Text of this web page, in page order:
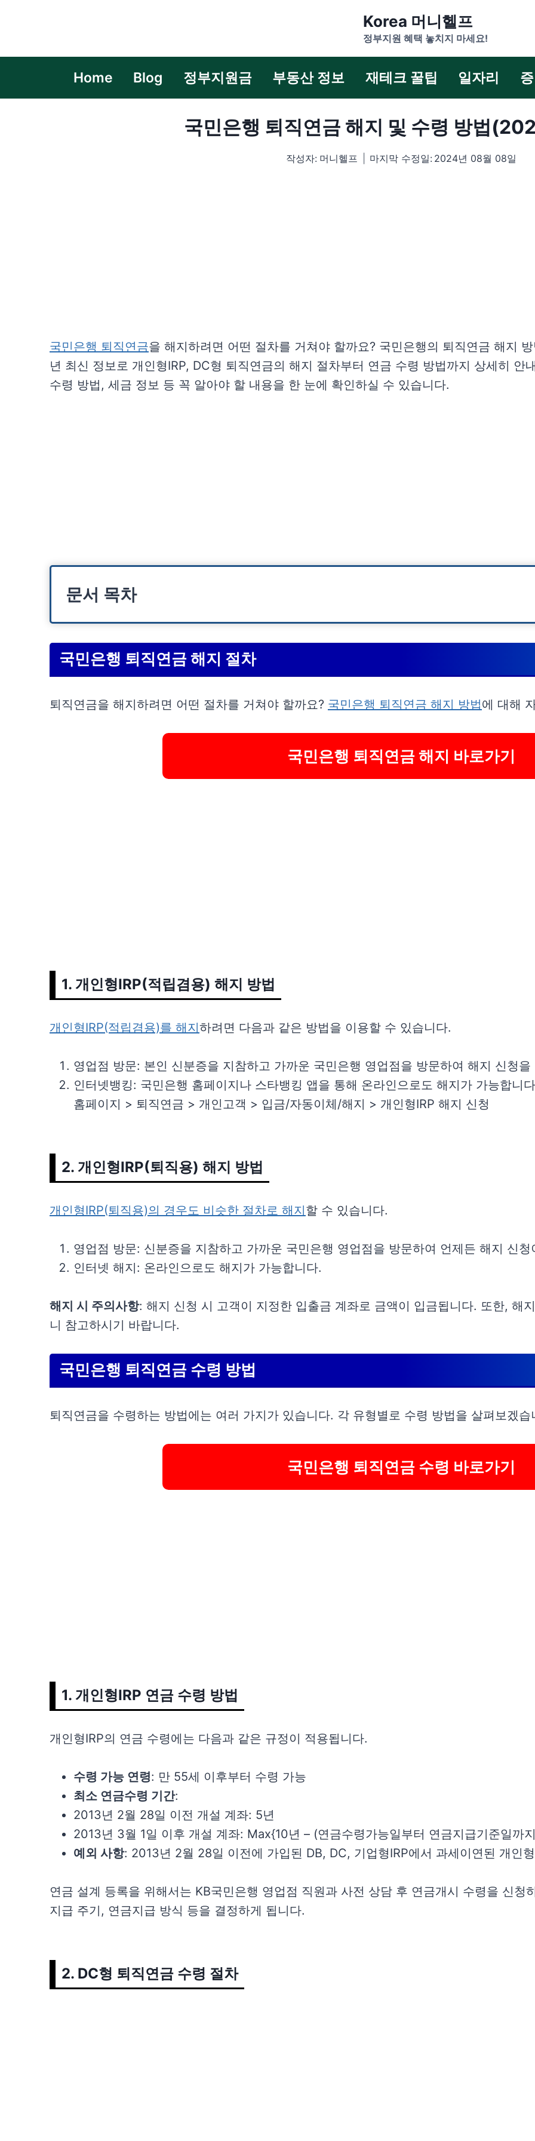
Korea 머니헬프
정부지원 혜택 놓치지 마세요!
Home Blog 정부지원금 부동산 정보 재테크 꿀팁 일자리
국민은행 퇴직연금 해지 및 수령 방법
작성자: 머니헬프 마지막 수정일: 2024년 08월 08일
국민은행 퇴직연금을 해지하려면 어떤 절차를 거쳐야 할까요? 국민은행의 퇴직연금 해지
년 최신 정보로 개인형IRP, DC형 퇴직연금의 해지 절차부터 연금 수령 방법까지 상세히 안
수령 방법, 세금 정보 등 꼭 알아야 할 내용을 한 눈에 확인하실 수 있습니다.
문서 목차
국민은행 퇴직연금 해지 절차
1. 개인형IRP(적립겸용) 해지 방법
2. 개인형IRP(퇴직용) 해지 방법
1. 개인형IRP 연금 수령 방법
2. DC형 퇴직연금 수령 절차
해외 체류 시 퇴직연금 해지 및 대리인 수령 방법
국민은행 퇴직연금 해지 절차
퇴직연금을 해지하려면 어떤 절차를 거쳐야 할까요? 국민은행 퇴직연금 해지 방법에 대해
국민은행 퇴직연금 해지 바로가기
1. 개인형IRP(적립겸용) 해지 방법
개인형IRP(적립겸용)를 해지하려면 다음과 같은 방법을 이용할 수 있습니다.
영업점 방문: 본인 신분증을 지참하고 가까운 국민은행 영업점을 방문하여 해지 신청
인터넷뱅킹: 국민은행 홈페이지나 스타뱅킹 앱을 통해 온라인으로도 해지가 가능합니
홈페이지 > 퇴직연금 > 개인고객 > 입금/자동이체/해지 > 개인형IRP 해지 신청
2. 개인형IRP(퇴직용) 해지 방법
개인형IRP(퇴직용)의 경우도 비슷한 절차로 해지할 수 있습니다.
영업점 방문: 신분증을 지참하고 가까운 국민은행 영업점을 방문하여 언제든 해지 신
인터넷 해지: 온라인으로도 해지가 가능합니다.
해지 시 주의사항: 해지 신청 시 고객이 지정한 입출금 계좌로 금액이 입금됩니다. 또한, 해
니 참고하시기 바랍니다.
국민은행 퇴직연금 수령 방법
퇴직연금을 수령하는 방법에는 여러 가지가 있습니다. 각 유형별로 수령 방법을 살펴보겠습
국민은행 퇴직연금 수령 바로가기
1. 개인형IRP 연금 수령 방법
개인형IRP의 연금 수령에는 다음과 같은 규정이 적용됩니다.
수령 가능 연령: 만 55세 이후부터 수령 가능
최소 연금수령 기간:
2013년 2월 28일 이전 개설 계좌: 5년
2013년 3월 1일 이후 개설 계좌: Max{10년 – (연금수령가능일부터 연금지급기준일까
예외 사항: 2013년 2월 28일 이전에 가입된 DB, DC, 기업형IRP에서 과세이연된 개인
연금 설계 등록을 위해서는 KB국민은행 영업점 직원과 사전 상담 후 연금개시 수령을 신청
지급 주기, 연금지급 방식 등을 결정하게 됩니다.
2. DC형 퇴직연금 수령 절차